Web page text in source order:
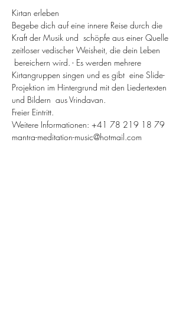
Kirtan erleben
Begebe dich auf eine innere Reise durch die
Kraft der Musik und  schöpfe aus einer Quelle
zeitloser vedischer Weisheit, die dein Leben
bereichern wird. - Es werden mehrere
Kirtangruppen singen und es gibt  eine Slide-
Projektion im Hintergrund mit den Liedertexten
und Bildern  aus Vrindavan.
Freier Eintritt.
Weitere Informationen: +41 78 219 18 79
mantra-meditation-music@hotmail.com